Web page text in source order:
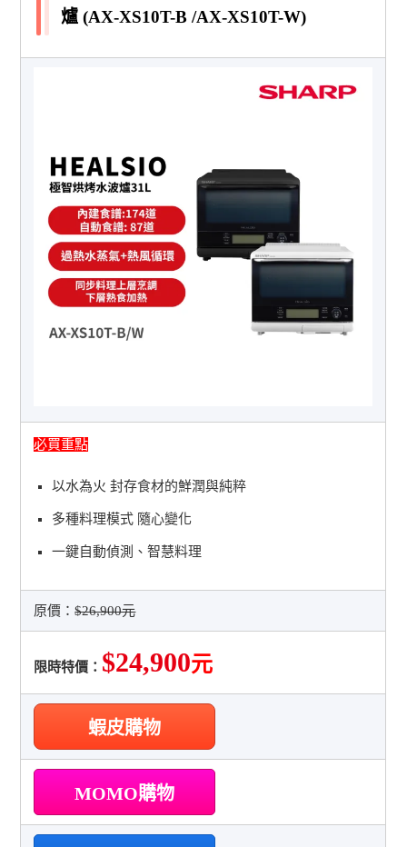
爐 (AX-XS10T-B /AX-XS10T-W)
必買重點
以水為火 封存食材的鮮潤與純粹
多種料理模式 隨心變化
一鍵自動偵測、智慧料理
原價：$26,900元
限時特價： $24,900元
蝦皮購物
MOMO購物